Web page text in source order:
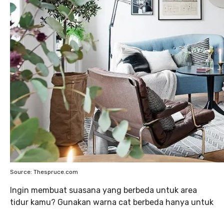
Source: Thespruce.com
Ingin membuat suasana yang berbeda untuk area
tidur kamu? Gunakan warna cat berbeda hanya untuk